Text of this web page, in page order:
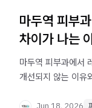
마두역 피부
차이가 나는
마두역 피부과에서
개선되지 않는 이유
Jun 18, 2026